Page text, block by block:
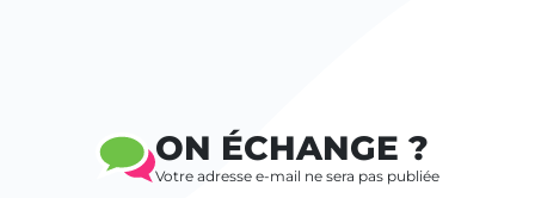
ON ÉCHANGE ?
Votre adresse e-mail ne sera pas publiée